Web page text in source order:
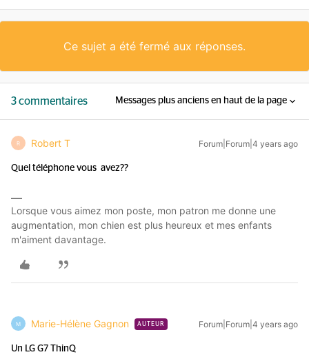
Ce sujet a été fermé aux réponses.
3 commentaires Messages plus anciens en haut de la page
R Robert T Forum|Forum|4 years ago
Quel téléphone vous avez??
Lorsque vous aimez mon poste, mon patron me donne une
augmentation, mon chien est plus heureux et mes enfants
m'aiment davantage.
M Marie-Hélène Gagnon AUTEUR Forum|Forum|4 years ago
Un LG G7 ThinQ